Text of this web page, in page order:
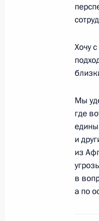
5
со
14
Хочу
Мы
где
и
из
в
а по